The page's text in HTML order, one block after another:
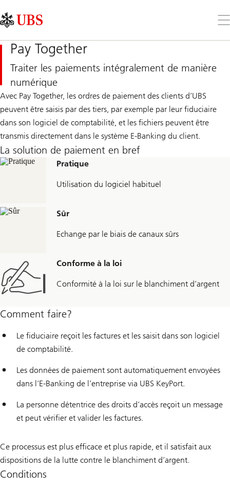
Links
Area
le
Pay Together
Traiter les paiements intégralement de manière
numérique
Avec Pay Together, les ordres de paiement des clients d’UBS
peuvent être saisis par des tiers, par exemple par leur fiduciaire
dans son logiciel de comptabilité, et les fichiers peuvent être
transmis directement dans le système E-Banking du client.
La solution de paiement en bref
Pratique
Utilisation du logiciel habituel
Sûr
Echange par le biais de canaux sûrs
Conforme à la loi
Conformité à la loi sur le blanchiment d’argent
Comment faire?
Le fiduciaire reçoit les factures et les saisit dans son logiciel
de comptabilité.
Les données de paiement sont automatiquement envoyées
dans l’E-Banking de l’entreprise via UBS KeyPort.
La personne détentrice des droits d’accès reçoit un message
et peut vérifier et valider les factures.
Ce processus est plus efficace et plus rapide, et il satisfait aux
dispositions de la lutte contre le blanchiment d’argent.
Conditions